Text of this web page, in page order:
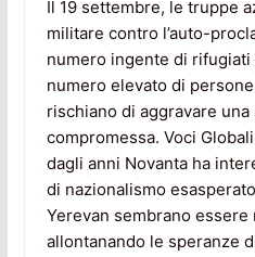
Il 19 settembre, le truppe
militare contro l’auto-
numero ingente di rifugiati
numero elevato di
rischiano di aggravare
compromessa. Voci
dagli anni Novanta ha
di nazionalismo
Yerevan sembrano essere
allontanando le speranze